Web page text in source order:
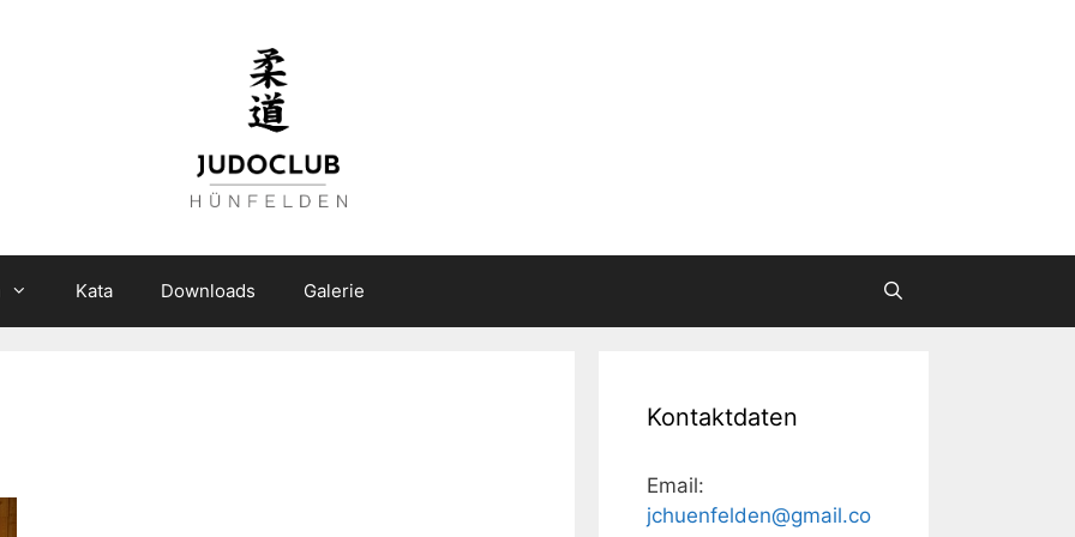
Kata Downloads Galerie
Kontaktdaten
Email:
jchuenfelden@gmail.co